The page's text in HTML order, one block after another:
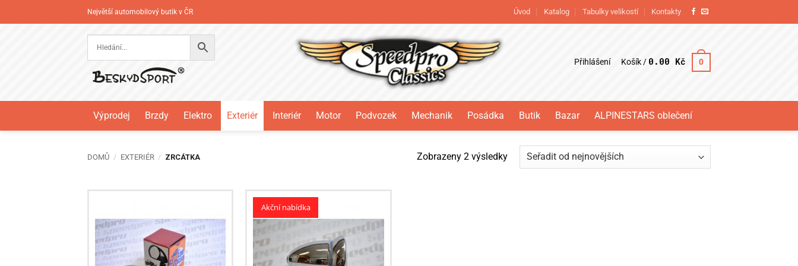
na
Největší automobilový butik v ČR Úvod Katalog Tabulky velikostí Kontakty
Přihlášení Košík / 0.00 Kč 0
Výprodej Brzdy Elektro Exteriér Interiér Motor Podvozek Mechanik Posádka Butik Bazar ALPINESTARS oblečení
DOMŮ / EXTERIÉR / ZRCÁTKA Zobrazeny 2 výsledkySeřazeno
Akční nabídka